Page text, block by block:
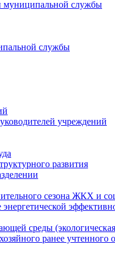
муниципальной службы
службы
учреждений
развития
сезона ЖКХ и
среды
ранее учтенного